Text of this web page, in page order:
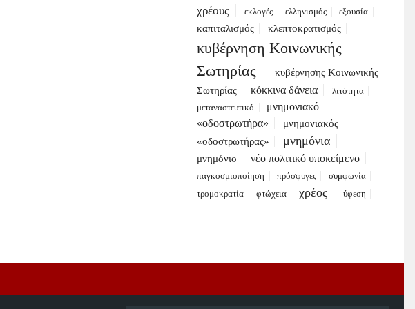
χρέους
εκλογές ελληνισμός εξουσία
καπιταλισμός κλεπτοκρατισμός
κυβέρνηση Κοινωνικής
Σωτηρίας
κυβέρνησης Κοινωνικής
Σωτηρίας
κόκκινα δάνεια
λιτότητα
μεταναστευτικό
μνημονιακό
«οδοστρωτήρα»
μνημονιακός
«οδοστρωτήρας»
μνημόνια
μνημόνιο νέο πολιτικό υποκείμενο
παγκοσμιοποίηση πρόσφυγες
συμφωνία
τρομοκρατία
φτώχεια χρέος ύφεση